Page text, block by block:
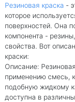
Резиновая краска -
которое
поверхностей. Она
компонента -
свойства. Вот
краски:
Описание:
применению смесь,
подобную жидкому
доступна в